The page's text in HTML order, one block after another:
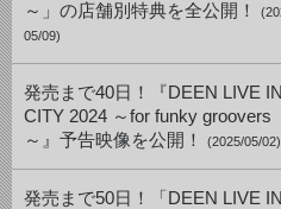
～」の店舗別特典を全公開！
05/09)
発売まで40日！『DEEN LIVE IN
CITY 2024 ～for funky groovers
～』予告映像を公開！
(2025/05/02)
発売まで50日！「DEEN LIVE IN